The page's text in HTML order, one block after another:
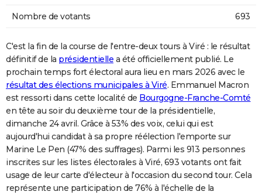
Nombre de votants 693
C'est la fin de la course de l'entre-deux tours à Viré : le résultat
définitif de la présidentielle a été officiellement publié. Le
prochain temps fort électoral aura lieu en mars 2026 avec le
résultat des élections municipales à Viré. Emmanuel Macron
est ressorti dans cette localité de Bourgogne-Franche-Comté
en tête au soir du deuxième tour de la présidentielle,
dimanche 24 avril. Grâce à 53% des voix, celui qui est
aujourd'hui candidat à sa propre réélection l'emporte sur
Marine Le Pen (47% des suffrages). Parmi les 913 personnes
inscrites sur les listes électorales à Viré, 693 votants ont fait
usage de leur carte d'électeur à l'occasion du second tour. Cela
représente une participation de 76% à l'échelle de la